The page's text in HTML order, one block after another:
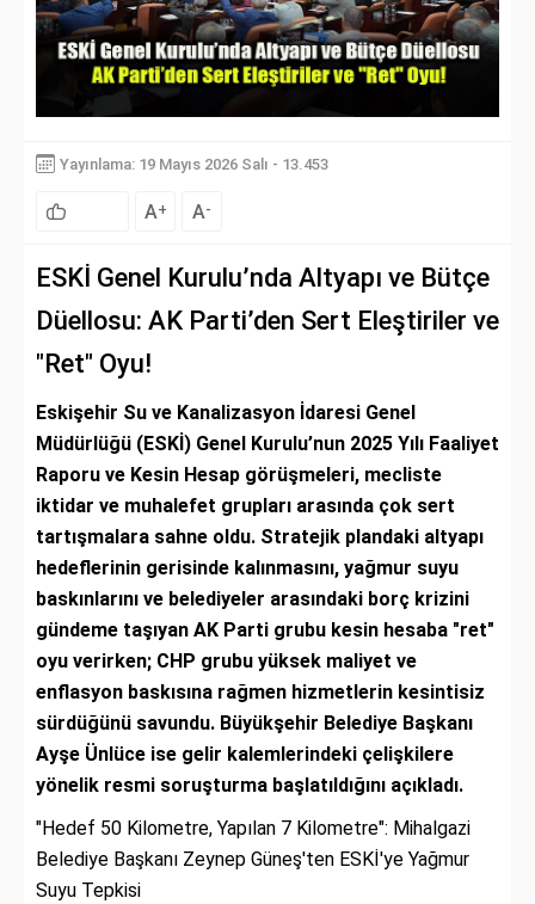
Yayınlama: 19 Mayıs 2026 Salı - 13.453
A+ A-
ESKİ Genel Kurulu’nda Altyapı ve Bütçe
Düellosu: AK Parti’den Sert Eleştiriler ve
"Ret" Oyu!
Eskişehir Su ve Kanalizasyon İdaresi Genel
Müdürlüğü (ESKİ) Genel Kurulu’nun 2025 Yılı Faaliyet
Raporu ve Kesin Hesap görüşmeleri, mecliste
iktidar ve muhalefet grupları arasında çok sert
tartışmalara sahne oldu. Stratejik plandaki altyapı
hedeflerinin gerisinde kalınmasını, yağmur suyu
baskınlarını ve belediyeler arasındaki borç krizini
gündeme taşıyan AK Parti grubu kesin hesaba "ret"
oyu verirken; CHP grubu yüksek maliyet ve
enflasyon baskısına rağmen hizmetlerin kesintisiz
sürdüğünü savundu. Büyükşehir Belediye Başkanı
Ayşe Ünlüce ise gelir kalemlerindeki çelişkilere
yönelik resmi soruşturma başlatıldığını açıkladı.
"Hedef 50 Kilometre, Yapılan 7 Kilometre": Mihalgazi
Belediye Başkanı Zeynep Güneş'ten ESKİ'ye Yağmur
Suyu Tepkisi